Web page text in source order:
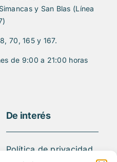
y San Blas (Línea
70, 165 y 167.
de 9:00 a 21:00 horas
De interés
Política de privacidad